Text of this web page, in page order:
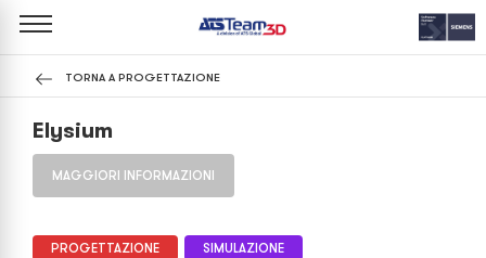
TORNA A PROGETTAZIONE
Elysium
MAGGIORI INFORMAZIONI
PROGETTAZIONE
SIMULAZIONE